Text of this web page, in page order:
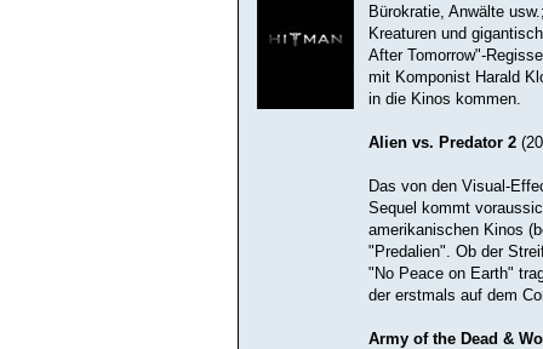
Bürokratie, Anwälte
Kreaturen und
After Tomorrow"-
mit Komponist Harald
in die Kinos kommen.
Alien vs. Predator 2
Das von den Visual-
Sequel kommt
amerikanischen Kinos
"Predalien". Ob der
"No Peace on Earth"
der erstmals auf dem
Army of the Dead &